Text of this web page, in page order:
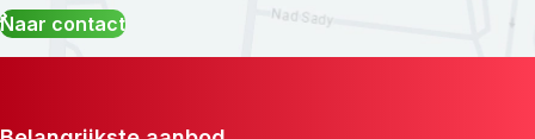
Naar contact